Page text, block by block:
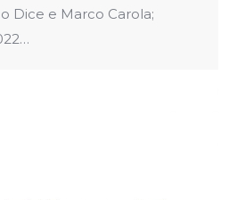
Dice e Marco Carola;